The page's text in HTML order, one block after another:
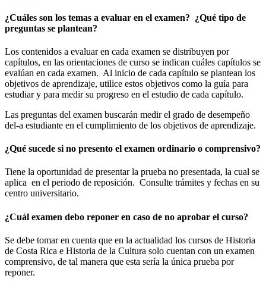
¿Cuáles son los temas a evaluar en el examen? ¿Qué tipo de
preguntas se plantean?
Los contenidos a evaluar en cada examen se distribuyen por
capítulos, en las orientaciones de curso se indican cuáles capítulos se
evalúan en cada examen. Al inicio de cada capítulo se plantean los
objetivos de aprendizaje, utilice estos objetivos como la guía para
estudiar y para medir su progreso en el estudio de cada capítulo.
Las preguntas del examen buscarán medir el grado de desempeño
del-a estudiante en el cumplimiento de los objetivos de aprendizaje.
¿Qué sucede si no presento el examen ordinario o comprensivo?
Tiene la oportunidad de presentar la prueba no presentada, la cual se
aplica en el periodo de reposición. Consulte trámites y fechas en su
centro universitario.
¿Cuál examen debo reponer en caso de no aprobar el curso?
Se debe tomar en cuenta que en la actualidad los cursos de Historia
de Costa Rica e Historia de la Cultura solo cuentan con un examen
comprensivo, de tal manera que esta sería la única prueba por
reponer.